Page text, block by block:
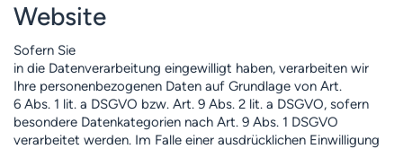
Website
Sofern Sie
in die Datenverarbeitung eingewilligt haben, verarbeiten wir
Ihre personenbezogenen Daten auf Grundlage von Art.
6 Abs. 1 lit. a DSGVO bzw. Art. 9 Abs. 2 lit. a DSGVO, sofern
besondere Datenkategorien nach Art. 9 Abs. 1 DSGVO
verarbeitet werden. Im Falle einer ausdrücklichen Einwilligung